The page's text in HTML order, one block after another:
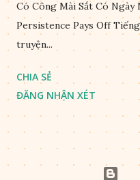
Có Công Mài Sắt Có
Persistence Pays Off
truyện...
CHIA SẺ
ĐĂNG NHẬN XÉT